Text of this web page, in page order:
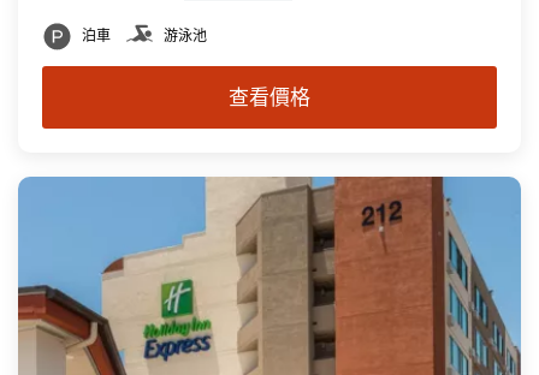
泊車 游泳池
查看價格